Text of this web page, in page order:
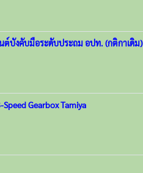
บังคับมือระดับประถม อปท. (กติกาเดิม)
Gearbox Tamiya